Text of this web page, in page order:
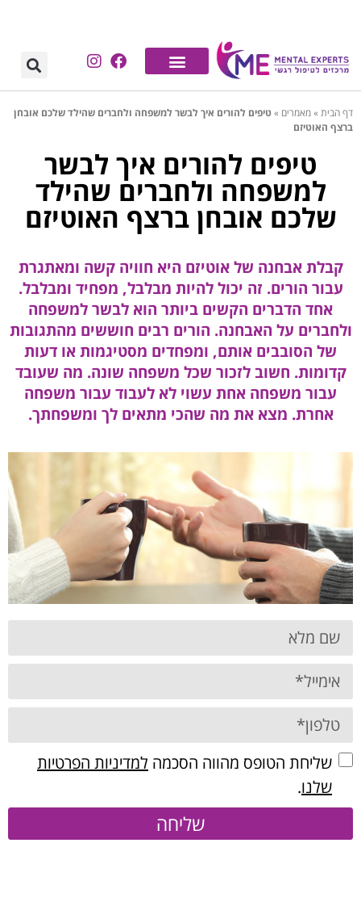
דף הבית»מאמרים »טיפים להורים איך לבשר למשפחה ולחברים שהילד שלכם אובחן
ברצף האוטיזם
טיפים להורים איך לבשר
למשפחה ולחברים שהילד
שלכם אובחן ברצף האוטיזם
קבלת אבחנה של אוטיזם היא חוויה קשה ומאתגרת
עבור הורים. זה יכול להיות מבלבל, מפחיד ומבלבל.
אחד הדברים הקשים ביותר הוא לבשר למשפחה
ולחברים על האבחנה. הורים רבים חוששים מהתגובות
של הסובבים אותם, ומפחדים מסטיגמות או דעות
קדומות. חשוב לזכור שכל משפחה שונה. מה שעובד
עבור משפחה אחת עשוי לא לעבוד עבור משפחה
אחרת. מצא את מה שהכי מתאים לך ומשפחתך.
שליחת הטופס מהווה הסכמה למדיניות הפרטיות
שלנו.
שליחה